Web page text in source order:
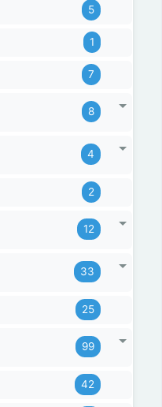
5
1
7
8
4
2
12
33
25
99
42